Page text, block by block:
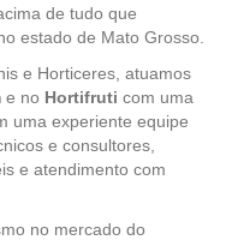
de tudo que
estado de Mato Grosso.
e Horticeres, atuamos
e no Hortifruti com uma
uma experiente equipe
e consultores,
e atendimento com
no mercado do